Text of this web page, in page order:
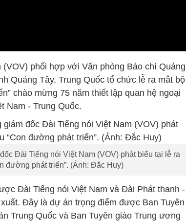
phối hợp với Văn phòng Báo chí Quảng
Quảng Tây, Trung Quốc tổ chức lễ ra mắt bộ
chào mừng 75 năm thiết lập quan hệ ngoại
Nam - Trung Quốc.
Đài Tiếng nói Việt Nam (VOV) phát biểu tại lễ ra
đường phát triển”. (Ảnh: Đắc Huy)
Đài Tiếng nói Việt Nam và Đài Phát thanh -
Đây là dự án trọng điểm được Ban Tuyên
Trung Quốc và Ban Tuyên giáo Trung ương